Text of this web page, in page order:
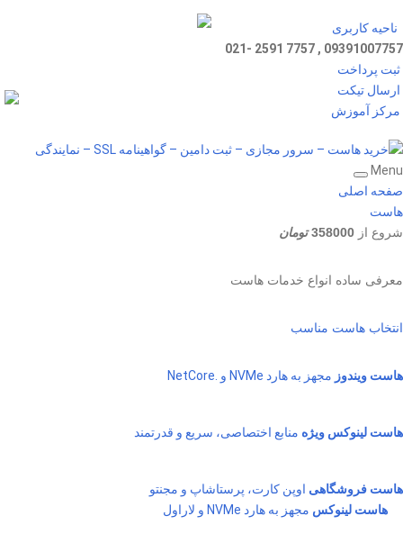
ناحیه کاربری
09391007757 , 7757 2591 -021
ثبت پرداخت
ارسال تیکت
مرکز آموزش
Menu
صفحه اصلی
هاست
شروع از 358000 تومان
معرفی ساده انواع خدمات هاست
انتخاب هاست مناسب
هاست ویندوز مجهز به هارد NVMe و .NetCore
هاست لینوکس ویژه منابع اختصاصی، سریع و قدرتمند
هاست فروشگاهی اوپن کارت، پرستاشاپ و مجنتو
هاست لینوکس مجهز به هارد NVMe و لاراول